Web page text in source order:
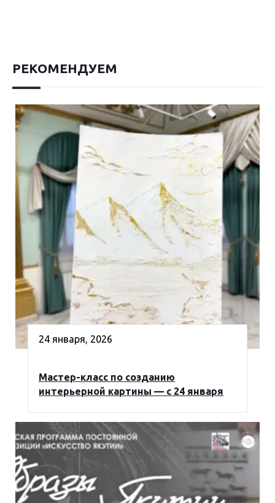
РЕКОМЕНДУЕМ
24 января, 2026
Мастер-класс по созданию
интерьерной картины — с 24 января